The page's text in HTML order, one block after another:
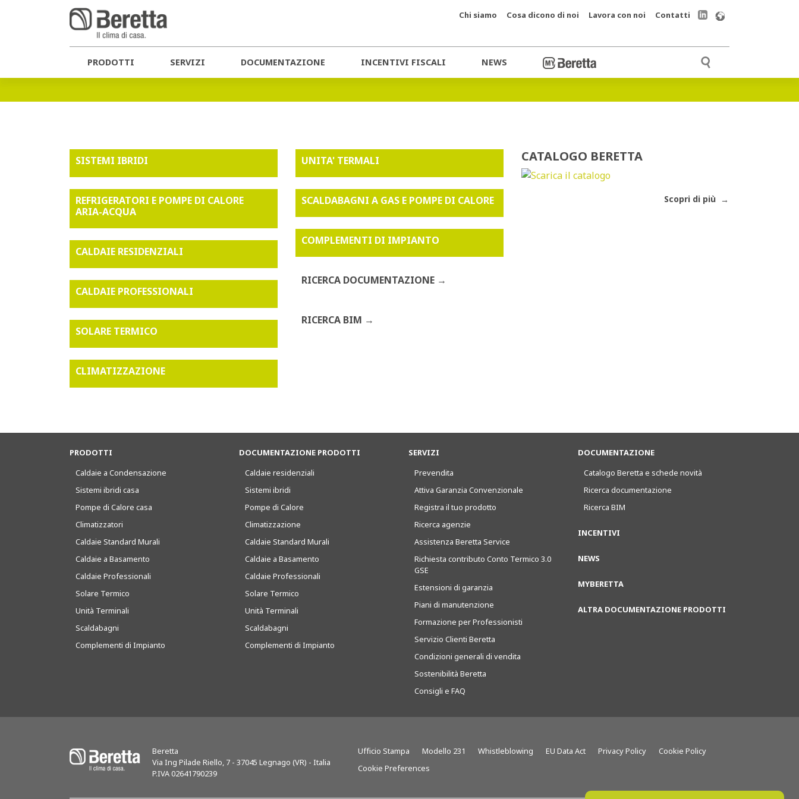
PRODOTTI SERVIZI DOCUMENTAZIONE INCENTIVI FISCALI NEWS
Chi siamo Cosa dicono di noi Lavora con noi Contatti
Home Catalogo
CATALOGO
SISTEMI IBRIDI
REFRIGERATORI E POMPE DI CALORE
ARIA-ACQUA
CALDAIE RESIDENZIALI
CALDAIE PROFESSIONALI
SOLARE TERMICO
CLIMATIZZAZIONE
UNITA' TERMALI
SCALDABAGNI A GAS E POMPE DI CALORE
COMPLEMENTI DI IMPIANTO
RICERCA DOCUMENTAZIONE
RICERCA BIM
CATALOGO BERETTA
Scopri di più
PRODOTTI
Caldaie a Condensazione
Sistemi ibridi casa
Pompe di Calore casa
Climatizzatori
Caldaie Standard Murali
Caldaie a Basamento
Caldaie Professionali
Solare Termico
Unità Terminali
Scaldabagni
Complementi di Impianto
DOCUMENTAZIONE PRODOTTI
Caldaie residenziali
Sistemi ibridi
Pompe di Calore
Climatizzazione
Caldaie Standard Murali
Caldaie a Basamento
Caldaie Professionali
Solare Termico
Unità Terminali
Scaldabagni
Complementi di Impianto
SERVIZI
Prevendita
Attiva Garanzia Convenzionale
Registra il tuo prodotto
Ricerca agenzie
Assistenza Beretta Service
Richiesta contributo Conto Termico 3.0
GSE
Estensioni di garanzia
Piani di manutenzione
Formazione per Professionisti
Servizio Clienti Beretta
Condizioni generali di vendita
Sostenibilità Beretta
Consigli e FAQ
DOCUMENTAZIONE
Catalogo Beretta e schede novità
Ricerca documentazione
Ricerca BIM
INCENTIVI
NEWS
MYBERETTA
ALTRA DOCUMENTAZIONE PRODOTTI
Beretta
Via Ing Pilade Riello, 7 - 37045 Legnago (VR) - Italia
P.IVA 02641790239
Ufficio Stampa Modello 231 Whistleblowing EU Data Act Privacy Policy
Cookie Policy
Cookie Preferences